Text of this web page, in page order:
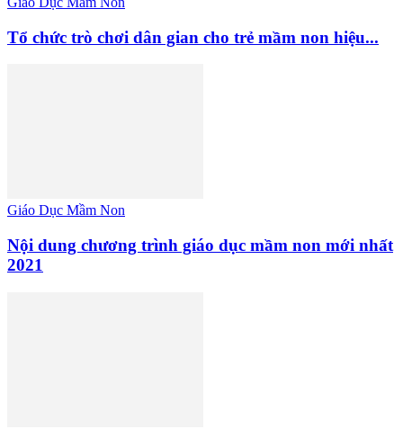
Tổ chức trò chơi dân gian cho trẻ mầm non hiệu...
Giáo Dục Mầm Non
Nội dung chương trình giáo dục mầm non mới nhất
2021